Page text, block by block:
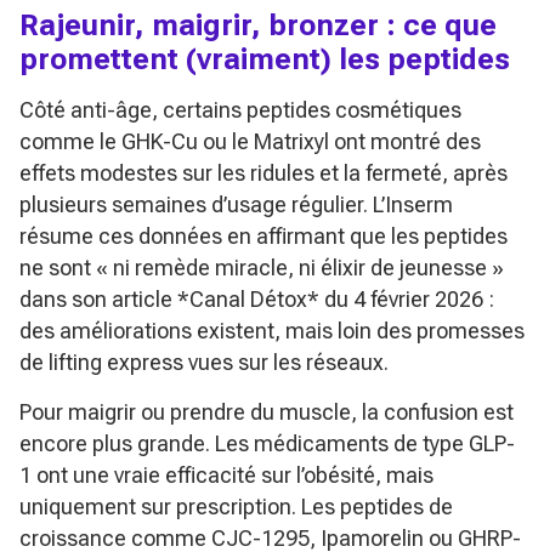
Rajeunir, maigrir, bronzer : ce que
promettent (vraiment) les peptides
Côté anti-âge, certains peptides cosmétiques
comme le GHK-Cu ou le Matrixyl ont montré des
effets modestes sur les ridules et la fermeté, après
plusieurs semaines d’usage régulier. L’Inserm
résume ces données en affirmant que les peptides
ne sont « ni remède miracle, ni élixir de jeunesse »
dans son article *Canal Détox* du 4 février 2026 :
des améliorations existent, mais loin des promesses
de lifting express vues sur les réseaux.
Pour maigrir ou prendre du muscle, la confusion est
encore plus grande. Les médicaments de type GLP-
1 ont une vraie efficacité sur l’obésité, mais
uniquement sur prescription. Les peptides de
croissance comme CJC-1295, Ipamorelin ou GHRP-